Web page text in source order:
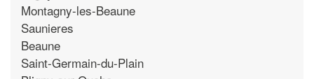
Montagny-les-Beaune
Saunieres
Beaune
Saint-Germain-du-Plain